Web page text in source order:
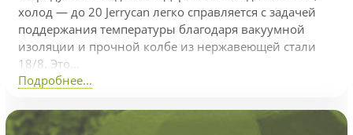
холод — до 20 Jerrycan легко справляется с задачей
поддержания температуры благодаря вакуумной
изоляции и прочной колбе из нержавеющей стали
18/8. Это...
Подробнее...